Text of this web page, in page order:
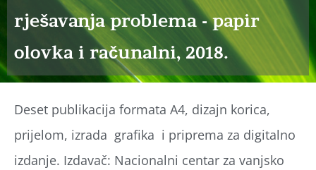
rješavanja problema - papir
olovka i računalni, 2018.
Deset publikacija formata A4, dizajn korica,
prijelom, izrada grafika i priprema za digitalno
izdanje. Izdavač: Nacionalni centar za vanjsko